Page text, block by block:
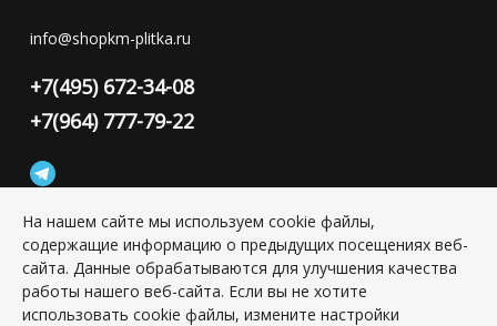
info@shopkm-plitka.ru
+7(495) 672-34-08
+7(964) 777-79-22
Конфиденциальность персональной информации
Copyright © 2026 ИП Григорьян Юлия Сергеевна, ИНН:
На нашем сайте мы используем cookie файлы,
содержащие информацию о предыдущих посещениях веб-
сайта. Данные обрабатываются для улучшения качества
работы нашего веб-сайта. Если вы не хотите
использовать cookie файлы, измените настройки